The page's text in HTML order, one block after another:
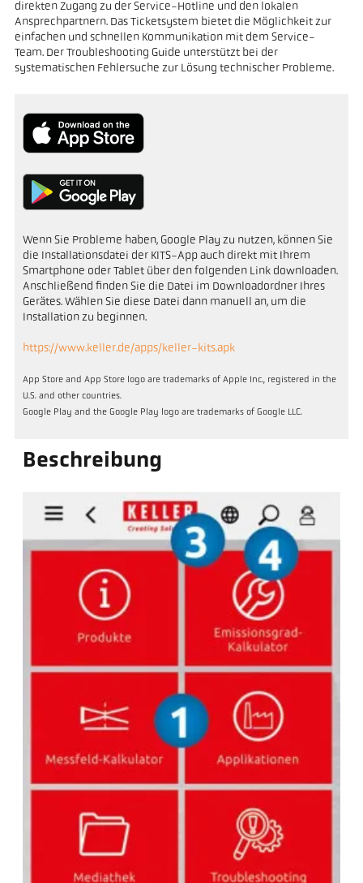
direkten Zugang zu der Service-Hotline und den lokalen
Ansprechpartnern. Das Ticketsystem bietet die Möglichkeit zur
einfachen und schnellen Kommunikation mit dem Service-
Team. Der Troubleshooting Guide unterstützt bei der
systematischen Fehlersuche zur Lösung technischer Probleme.
Wenn Sie Probleme haben, Google Play zu nutzen, können Sie
die Installationsdatei der KITS-App auch direkt mit Ihrem
Smartphone oder Tablet über den folgenden Link downloaden.
Anschließend finden Sie die Datei im Downloadordner Ihres
Gerätes. Wählen Sie diese Datei dann manuell an, um die
Installation zu beginnen.
https://www.keller.de/apps/keller-kits.apk
App Store and App Store logo are trademarks of Apple Inc., registered in the
U.S. and other countries.
Google Play and the Google Play logo are trademarks of Google LLC.
Beschreibung